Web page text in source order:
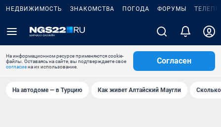
НЕДВИЖИМОСТЬ ЗНАКОМСТВА ПОГОДА ФОРУМЫ
На информационном ресурсе применяются cookie-
файлы. Оставаясь на сайте, вы подтверждаете свое
согласиена их использование.
Согласен
На автодоме — в Турцию Как живет Алтайский Маугли